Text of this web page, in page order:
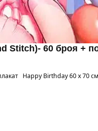
Stitch)- 60 броя +
Happy Birthday 60 х 70